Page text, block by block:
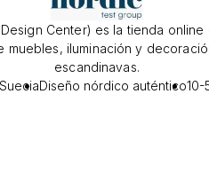
Center) es la tienda
iluminación y
escandinavas.
Diseño nórdico auténtico10-